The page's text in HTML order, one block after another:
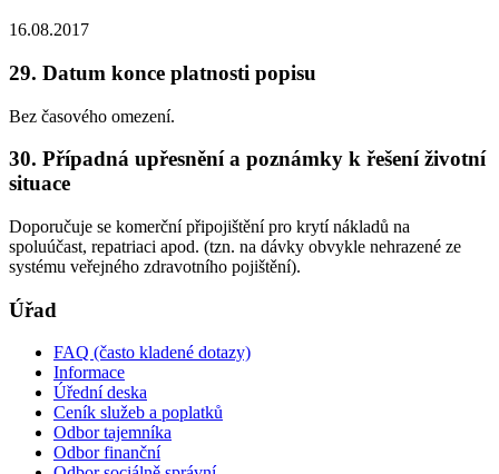
16.08.2017
29. Datum konce platnosti popisu
Bez časového omezení.
30. Případná upřesnění a poznámky k řešení životní
situace
Doporučuje se komerční připojištění pro krytí nákladů na
spoluúčast, repatriaci apod. (tzn. na dávky obvykle nehrazené ze
systému veřejného zdravotního pojištění).
Úřad
FAQ (často kladené dotazy)
Informace
Úřední deska
Ceník služeb a poplatků
Odbor tajemníka
Odbor finanční